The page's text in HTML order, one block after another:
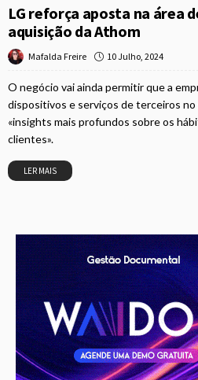
LG reforça aposta na área
aquisição da Athom
Mafalda Freire 10 Julho, 2024
O negócio vai ainda permitir que a
dispositivos e serviços de terceiros
«insights mais profundos sobre os
clientes».
LER MAIS